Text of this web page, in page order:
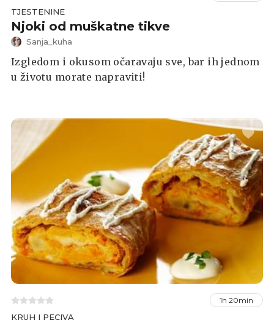
TJESTENINE
Njoki od muškatne tikve
Sanja_kuha
Izgledom i okusom očaravaju sve, bar ih jednom
u životu morate napraviti!
1h 20min
KRUH I PECIVA